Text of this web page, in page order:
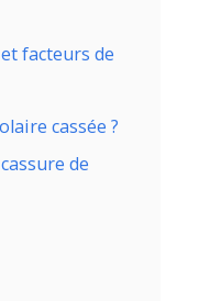
facteurs de
cassée ?
de